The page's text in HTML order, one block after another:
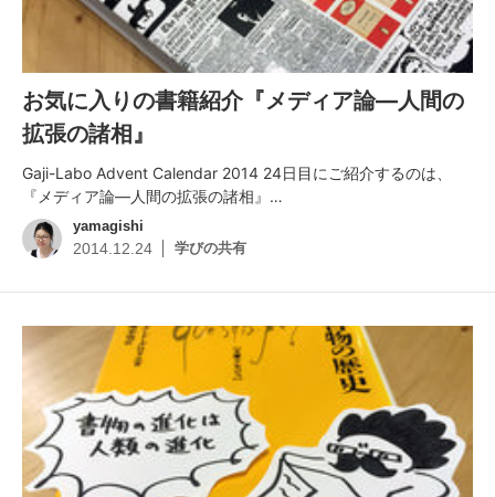
お気に入りの書籍紹介『メディア論―人間の
拡張の諸相』
Gaji-Labo Advent Calendar 2014 24日目にご紹介するのは、
『メディア論―人間の拡張の諸相』…
yamagishi
2014.12.24 学びの共有